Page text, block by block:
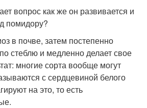
вопрос как же он развивается и
помидору?
в почве, затем постепенно
стеблю и медленно делает свое
многие сорта вообще могут
с сердцевиной белого
на это, то есть